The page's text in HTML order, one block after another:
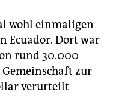
wohl einmaligen
Ecuador. Dort war
rund 30.000
zur
verurteilt